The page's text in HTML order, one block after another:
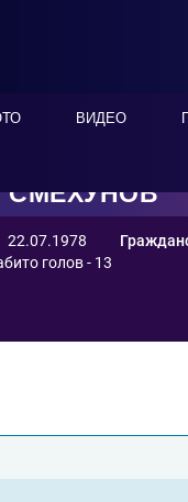
ВИДЕО
СМЕХУНОВ
22.07.1978
голов - 13